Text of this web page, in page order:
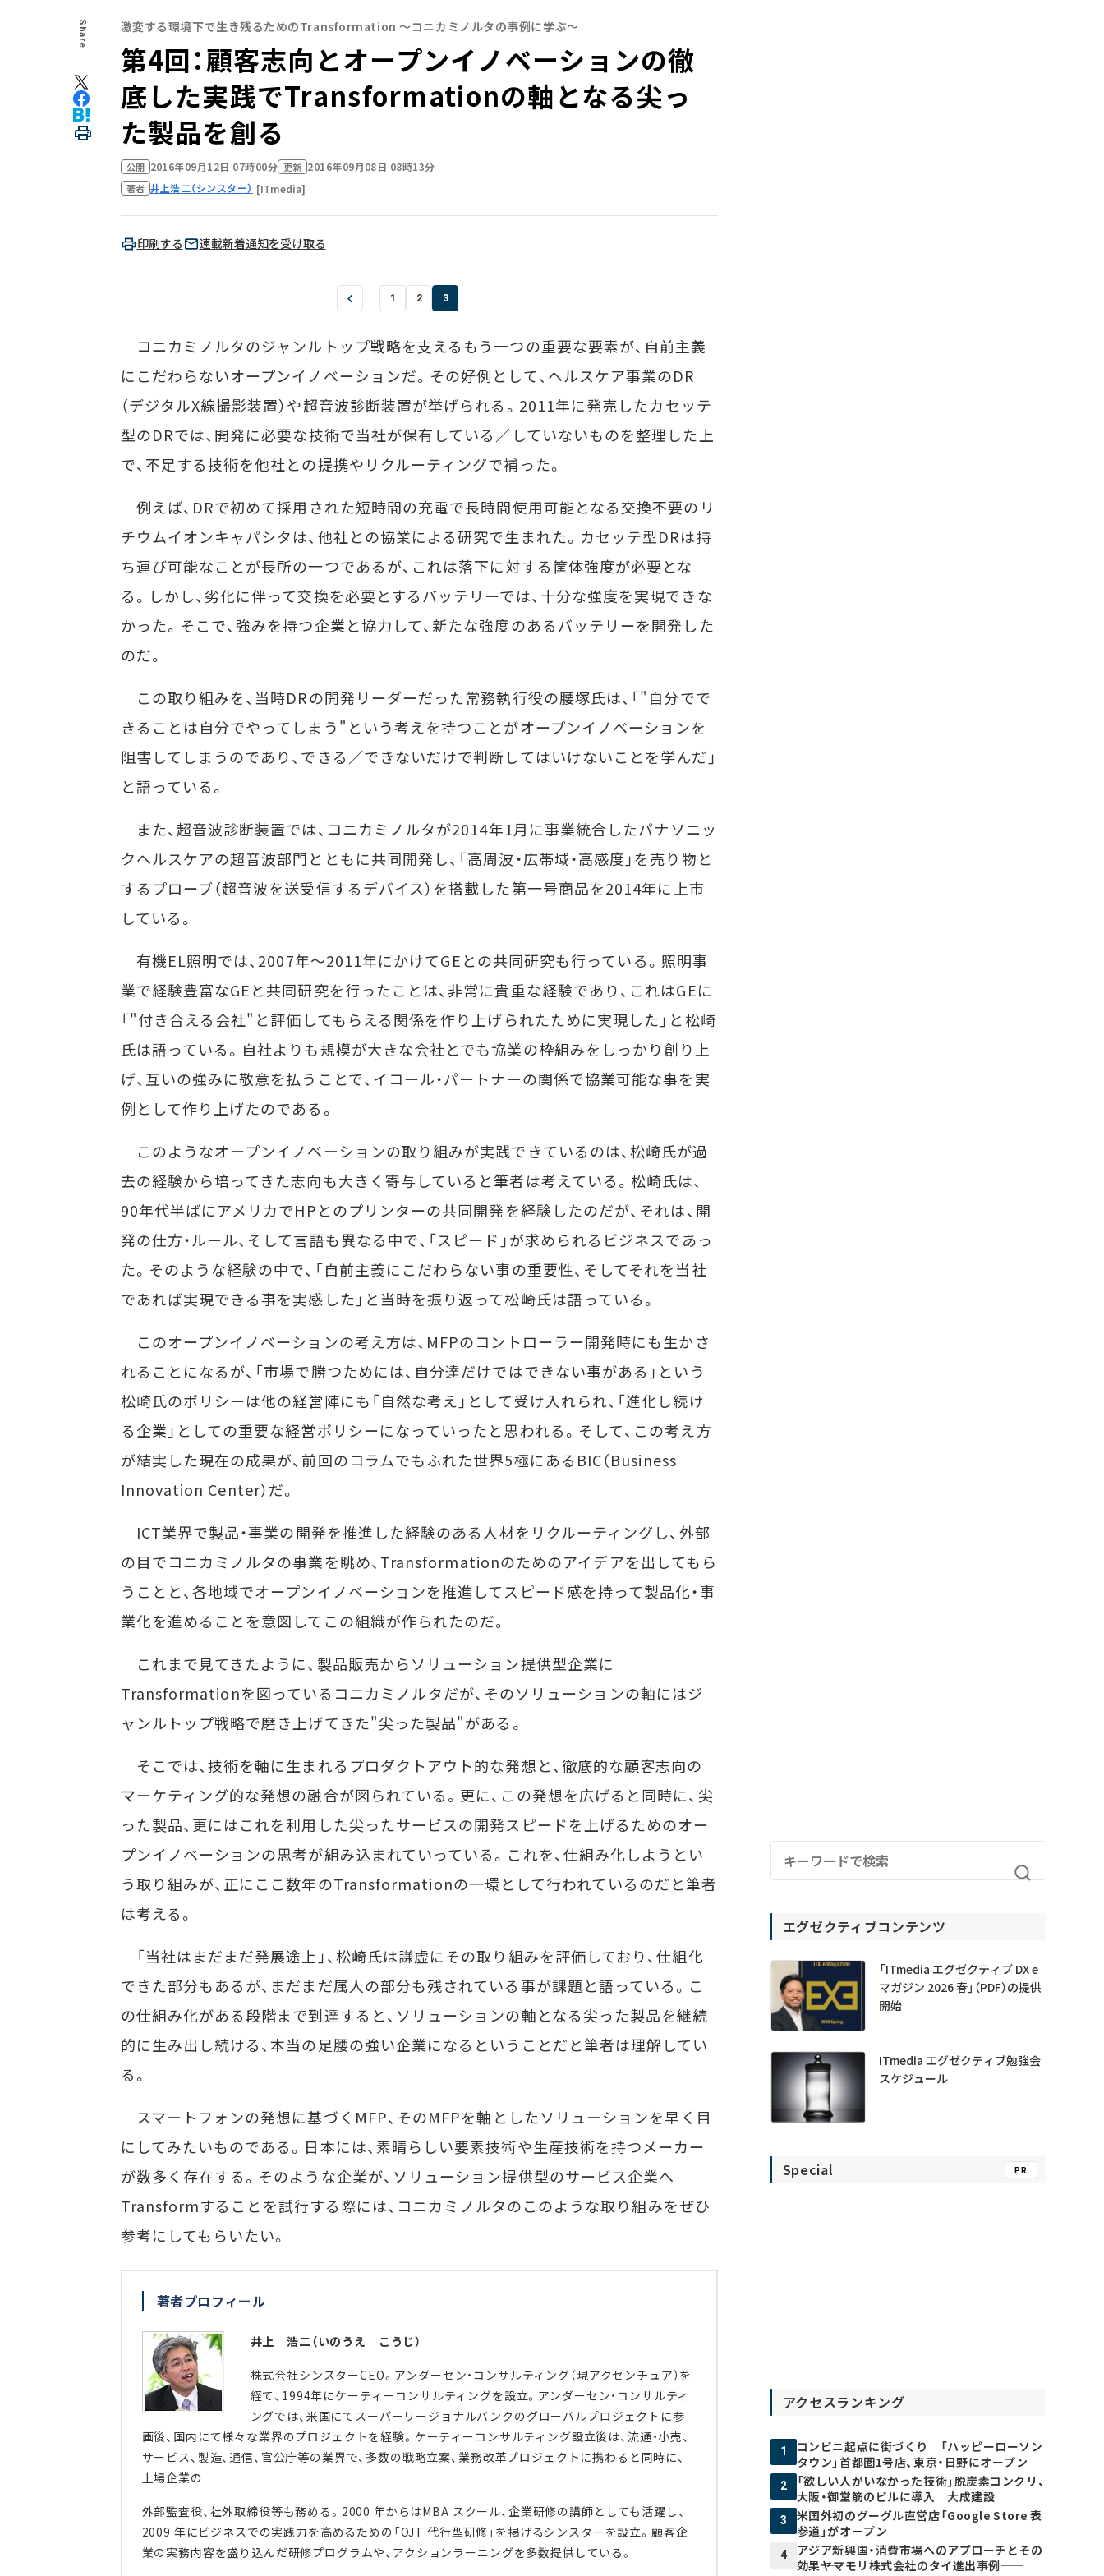
Share 激変する環境下で生き残るためのTransformation ～コニカミノルタの事例に学ぶ～
第4回：顧客志向とオープンイノベーションの徹
底した実践でTransformationの軸となる尖っ
た製品を創る
公開 2016年09月12日 07時00分 更新 2016年09月08日 08時13分
著者 井上浩二（シンスター） [ITmedia]
印刷する 連載新着通知を受け取る
1 2 3
コニカミノルタのジャンルトップ戦略を支えるもう一つの重要な要素が、自前主義
にこだわらないオープンイノベーションだ。その好例として、ヘルスケア事業のDR
（デジタルX線撮影装置）や超音波診断装置が挙げられる。2011年に発売したカセッテ
型のDRでは、開発に必要な技術で当社が保有している／していないものを整理した上
で、不足する技術を他社との提携やリクルーティングで補った。
例えば、DRで初めて採用された短時間の充電で長時間使用可能となる交換不要のリ
チウムイオンキャパシタは、他社との協業による研究で生まれた。カセッテ型DRは持
ち運び可能なことが長所の一つであるが、これは落下に対する筐体強度が必要とな
る。しかし、劣化に伴って交換を必要とするバッテリーでは、十分な強度を実現できな
かった。そこで、強みを持つ企業と協力して、新たな強度のあるバッテリーを開発した
のだ。
この取り組みを、当時DRの開発リーダーだった常務執行役の腰塚氏は、「"自分でで
きることは自分でやってしまう"という考えを持つことがオープンイノベーションを
阻害してしまうのであり、できる／できないだけで判断してはいけないことを学んだ」
と語っている。
また、超音波診断装置では、コニカミノルタが2014年1月に事業統合したパナソニッ
クヘルスケアの超音波部門とともに共同開発し、「高周波・広帯域・高感度」を売り物と
するプローブ（超音波を送受信するデバイス）を搭載した第一号商品を2014年に上市
している。
有機EL照明では、2007年～2011年にかけてGEとの共同研究も行っている。照明事
業で経験豊富なGEと共同研究を行ったことは、非常に貴重な経験であり、これはGEに
「"付き合える会社"と評価してもらえる関係を作り上げられたために実現した」と松崎
氏は語っている。自社よりも規模が大きな会社とでも協業の枠組みをしっかり創り上
げ、互いの強みに敬意を払うことで、イコール・パートナーの関係で協業可能な事を実
例として作り上げたのである。
このようなオープンイノベーションの取り組みが実践できているのは、松崎氏が過
去の経験から培ってきた志向も大きく寄与していると筆者は考えている。松崎氏は、
90年代半ばにアメリカでHPとのプリンターの共同開発を経験したのだが、それは、開
発の仕方・ルール、そして言語も異なる中で、「スピード」が求められるビジネスであっ
た。そのような経験の中で、「自前主義にこだわらない事の重要性、そしてそれを当社
であれば実現できる事を実感した」と当時を振り返って松崎氏は語っている。
このオープンイノベーションの考え方は、MFPのコントローラー開発時にも生かさ
れることになるが、「市場で勝つためには、自分達だけではできない事がある」という
松崎氏のポリシーは他の経営陣にも「自然な考え」として受け入れられ、「進化し続け
る企業」としての重要な経営ポリシーになっていったと思われる。そして、この考え方
が結実した現在の成果が、前回のコラムでもふれた世界5極にあるBIC（Business
Innovation Center）だ。
ICT業界で製品・事業の開発を推進した経験のある人材をリクルーティングし、外部
の目でコニカミノルタの事業を眺め、Transformationのためのアイデアを出してもら
うことと、各地域でオープンイノベーションを推進してスピード感を持って製品化・事
業化を進めることを意図してこの組織が作られたのだ。
これまで見てきたように、製品販売からソリューション提供型企業に
Transformationを図っているコニカミノルタだが、そのソリューションの軸にはジ
ャンルトップ戦略で磨き上げてきた"尖った製品"がある。
そこでは、技術を軸に生まれるプロダクトアウト的な発想と、徹底的な顧客志向の
マーケティング的な発想の融合が図られている。更に、この発想を広げると同時に、尖
った製品、更にはこれを利用した尖ったサービスの開発スピードを上げるためのオー
プンイノベーションの思考が組み込まれていっている。これを、仕組み化しようとい
う取り組みが、正にここ数年のTransformationの一環として行われているのだと筆者
は考える。
「当社はまだまだ発展途上」、松崎氏は謙虚にその取り組みを評価しており、仕組化
できた部分もあるが、まだまだ属人の部分も残されている事が課題と語っている。こ
の仕組み化がある段階まで到達すると、ソリューションの軸となる尖った製品を継続
的に生み出し続ける、本当の足腰の強い企業になるということだと筆者は理解してい
る。
スマートフォンの発想に基づくMFP、そのMFPを軸としたソリューションを早く目
にしてみたいものである。日本には、素晴らしい要素技術や生産技術を持つメーカー
が数多く存在する。そのような企業が、ソリューション提供型のサービス企業へ
Transformすることを試行する際には、コニカミノルタのこのような取り組みをぜひ
参考にしてもらいたい。
著者プロフィール
井上 浩二（いのうえ こうじ）
株式会社シンスターCEO。アンダーセン・コンサルティング（現アクセンチュア）を
経て、1994年にケーティーコンサルティングを設立。アンダーセン・コンサルティ
ングでは、米国にてスーパーリージョナルバンクのグローバルプロジェクトに参
画後、国内にて様々な業界のプロジェクトを経験。ケーティーコンサルティング設立後は、流通・小売、
サービス、製造、通信、官公庁等の業界で、多数の戦略立案、業務改革プロジェクトに携わると同時に、
上場企業の
外部監査役、社外取締役等も務める。2000 年からはMBA スクール、企業研修の講師としても活躍し、
2009 年にビジネスでの実践力を高めるための「OJT 代行型研修」を掲げるシンスターを設立。顧客企
業の実務内容を盛り込んだ研修プログラムや、アクションラーニングを多数提供している。
エグゼクティブコンテンツ
「ITmedia エグゼクティブ DX e
マガジン 2026 春」（PDF）の提供
開始
ITmedia エグゼクティブ勉強会
スケジュール
Special PR
アクセスランキング
1
コンビニ起点に街づくり 「ハッピーローソン
タウン」首都圏1号店、東京・日野にオープン
2
「欲しい人がいなかった技術」脱炭素コンクリ、
大阪・御堂筋のビルに導入 大成建設
3
米国外初のグーグル直営店「Google Store 表
参道」がオープン
4
アジア新興国・消費市場へのアプローチとその
効果――ヤマモリ株式会社のタイ進出事例――